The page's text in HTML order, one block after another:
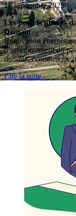
18 septembre 2025
Les projets phares
Demain
Rénovation
d’aménagement du
durable, économique,
Lire la suite...